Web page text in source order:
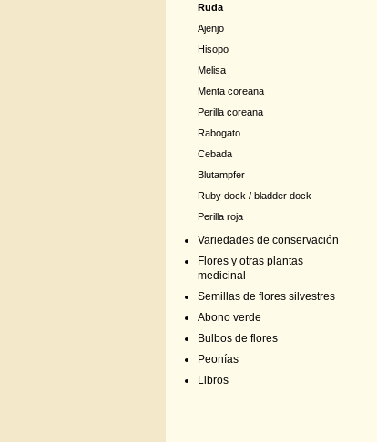
Ruda
Ajenjo
Hisopo
Melisa
Menta coreana
Perilla coreana
Rabogato
Cebada
Blutampfer
Ruby dock / bladder dock
Perilla roja
Variedades de conservación
Flores y otras plantas
medicinal
Semillas de flores silvestres
Abono verde
Bulbos de flores
Peonías
Libros